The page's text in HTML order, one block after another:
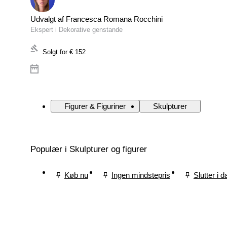
Udvalgt af Francesca Romana Rocchini
Ekspert i Dekorative genstande
Solgt for € 152
Figurer & Figuriner Skulpturer
Populær i Skulpturer og figurer
Køb nu Ingen mindstepris Slutter i